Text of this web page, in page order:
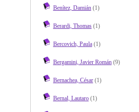
Benítez, Damián(1)
Berardi, Thomas(1)
Bercovich, Paula(1)
Bergamini, Javier Román(9)
Bernachea, César(1)
Bernal, Lautaro(1)